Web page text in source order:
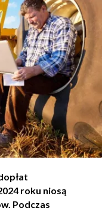
roku niosą
Podczas